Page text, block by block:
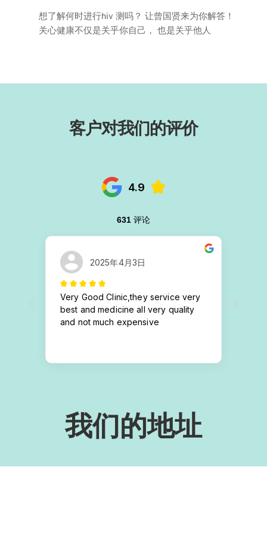
想了解何时进行hiv 测吗？ 让曾国贤来为你解答！
关心健康不仅是关乎你自己， 也是关乎他人
客户对我们的评价
我们的地址